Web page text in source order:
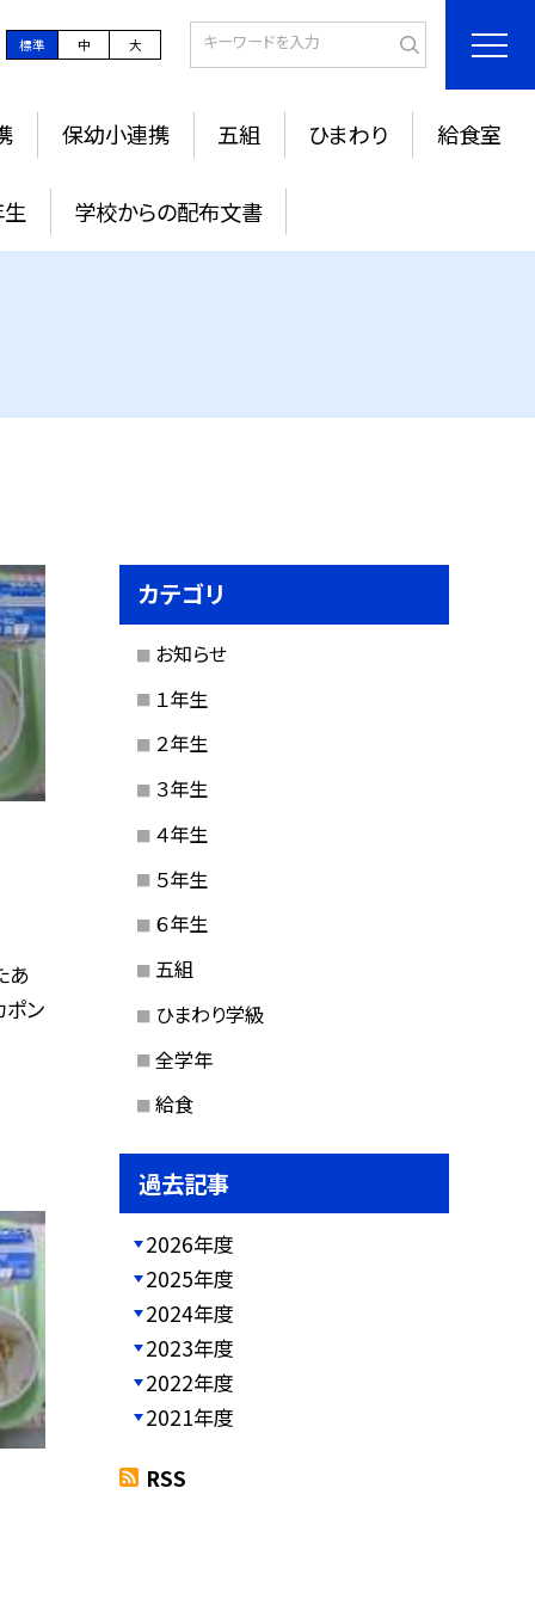
標準 中 大
保幼小連携 五組 ひまわり 給食室
生 学校からの配布文書
あ
ポン
カテゴリ
お知らせ
１年生
２年生
３年生
４年生
５年生
６年生
五組
ひまわり学級
全学年
給食
過去記事
2026年度
2025年度
2024年度
2023年度
2022年度
2021年度
RSS